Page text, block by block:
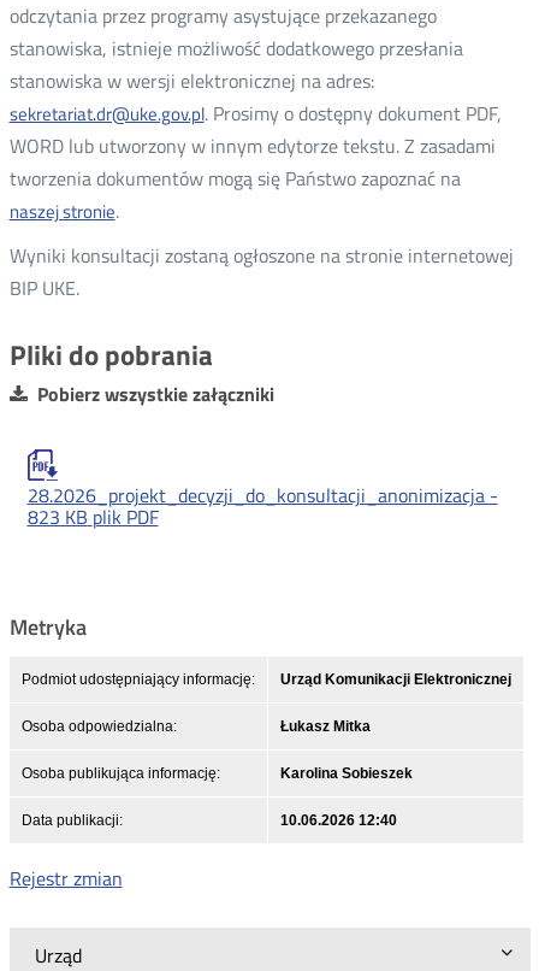
Urząd
odczytania przez programy asystujące przekazanego
stanowiska, istnieje możliwość dodatkowego przesłania
stanowiska w wersji elektronicznej na adres:
sekretariat.dr@uke.gov.pl. Prosimy o dostępny dokument PDF,
WORD lub utworzony w innym edytorze tekstu. Z zasadami
tworzenia dokumentów mogą się Państwo zapoznać na
naszej stronie.
Wyniki konsultacji zostaną ogłoszone na stronie internetowej
BIP UKE.
Pliki do pobrania
Pobierz wszystkie załączniki
28.2026_projekt_decyzji_do_konsultacji_anonimizacja -
823 KB plik PDF
Metryka
Podmiot udostępniający informację: Urząd Komunikacji Elektronicznej
Osoba odpowiedzialna: Łukasz Mitka
Osoba publikująca informację: Karolina Sobieszek
Data publikacji: 10.06.2026 12:40
Rejestr zmian